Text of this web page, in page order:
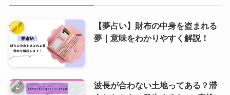
【夢占い】財布の中身を盗まれる
夢｜意味をわかりやすく解説！
波長が合わない土地ってある？滞